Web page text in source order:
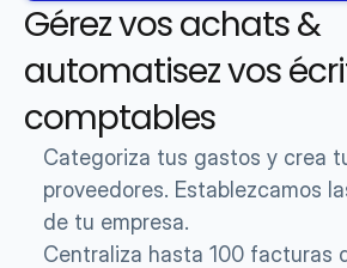
Gérez vos achats &
automatisez vos
comptables
Categoriza tus gastos y crea
proveedores. Establezcamos
de tu empresa.
Centraliza hasta 100 facturas